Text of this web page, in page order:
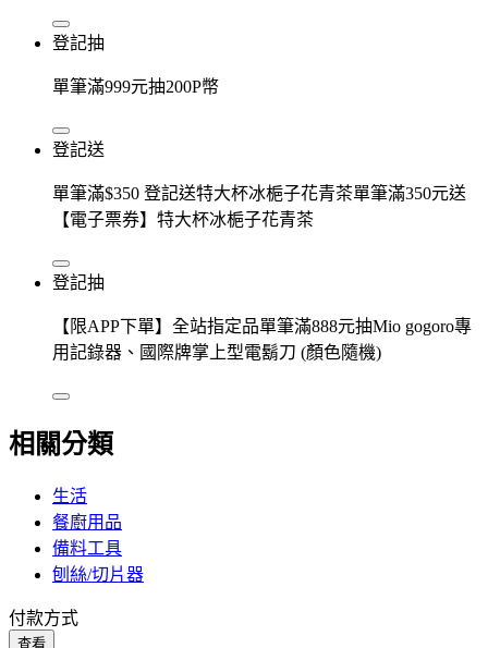
登記抽
單筆滿999元抽200P幣
登記送
單筆滿$350 登記送特大杯冰梔子花青茶單筆滿350元送
【電子票券】特大杯冰梔子花青茶
登記抽
【限APP下單】全站指定品單筆滿888元抽Mio gogoro專
用記錄器、國際牌掌上型電鬍刀 (顏色隨機)
相關分類
生活
餐廚用品
備料工具
刨絲/切片器
付款方式
查看